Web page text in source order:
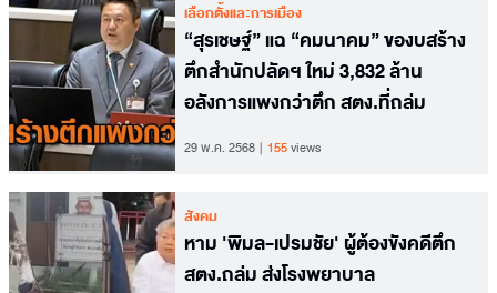
เลือกตั้งและการเมือง
“สุรเชษฐ์” แฉ “คมนาคม” ของบสร้าง
ตึกสำนักปลัดฯ ใหม่ 3,832 ล้าน
อลังการแพงกว่าตึก สตง.ที่ถล่ม
29 พ.ค. 2568 155views
สังคม
หาม 'พิมล-เปรมชัย' ผู้ต้องขังคดีตึก
สตง.ถล่ม ส่งโรงพยาบาล